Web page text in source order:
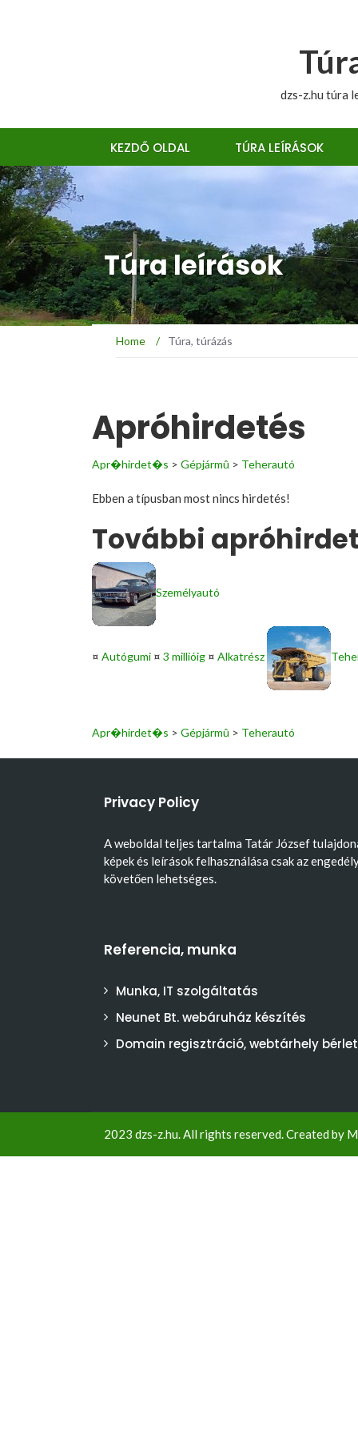
dzs-z.hu túra
KEZDŐ OLDAL TÚRA LEÍRÁSOK
Túra leírások
Home / Túra, túrázás
Apróhirdetés
Apr�hirdet�s > Gépjármû > Teherautó
Ebben a típusban most nincs hirdetés!
További
Személyautó
¤ Autógumi ¤ 3 millióig ¤ Alkatrész
Apr�hirdet�s > Gépjármû > Teherautó
Privacy Policy
A weboldal teljes tartalma Tatár József
képek és leírások felhasználása csak az
követően lehetséges.
Referencia, munka
Munka, IT szolgáltatás
Neunet Bt. webáruház készítés
Domain regisztráció, webtárhely bérlet
2023 dzs-z.hu. All rights reserved. Created by